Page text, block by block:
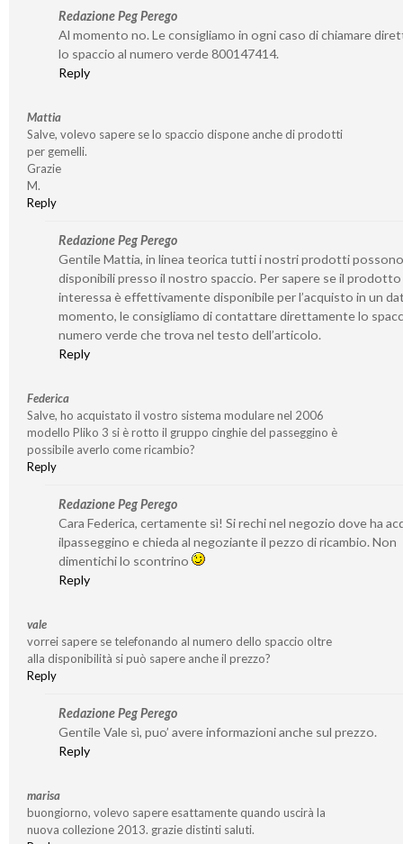
Redazione Peg Perego
Al momento no. Le consigliamo in ogni caso di chiamare
lo spaccio al numero verde 800147414.
Reply
Mattia
Salve, volevo sapere se lo spaccio dispone anche di prodotti
per gemelli.
Grazie
M.
Reply
Redazione Peg Perego
Gentile Mattia, in linea teorica tutti i nostri prodotti
disponibili presso il nostro spaccio. Per sapere se il prodotto
interessa è effettivamente disponibile per l’acquisto in un
momento, le consigliamo di contattare direttamente lo
numero verde che trova nel testo dell’articolo.
Reply
Federica
Salve, ho acquistato il vostro sistema modulare nel 2006
modello Pliko 3 si è rotto il gruppo cinghie del passeggino è
possibile averlo come ricambio?
Reply
Redazione Peg Perego
Cara Federica, certamente sì! Si rechi nel negozio dove ha
ilpasseggino e chieda al negoziante il pezzo di ricambio. Non
dimentichi lo scontrino
Reply
vale
vorrei sapere se telefonando al numero dello spaccio oltre
alla disponibilità si può sapere anche il prezzo?
Reply
Redazione Peg Perego
Gentile Vale sì, puo’ avere informazioni anche sul prezzo.
Reply
marisa
buongiorno, volevo sapere esattamente quando uscirà la
nuova collezione 2013. grazie distinti saluti.